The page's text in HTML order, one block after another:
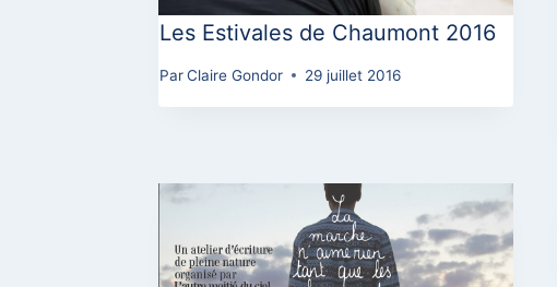
Les Estivales de Chaumont 2016
Par Claire Gondor 29 juillet 2016